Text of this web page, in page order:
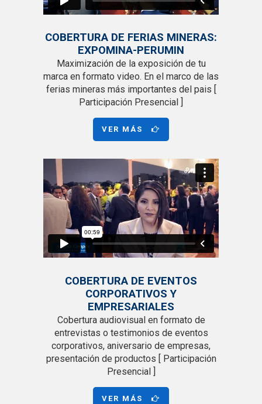
COBERTURA DE FERIAS MINERAS:
EXPOMINA-PERUMIN
Maximización de la exposición de tu
marca en formato video. En el marco de las
ferias mineras más importantes del pais [
Participación Presencial ]
VER MÁS
COBERTURA DE EVENTOS
CORPORATIVOS Y
EMPRESARIALES
Cobertura audiovisual en formato de
entrevistas o testimonios de eventos
corporativos, aniversario de empresas,
presentación de productos [ Participación
Presencial ]
VER MÁS